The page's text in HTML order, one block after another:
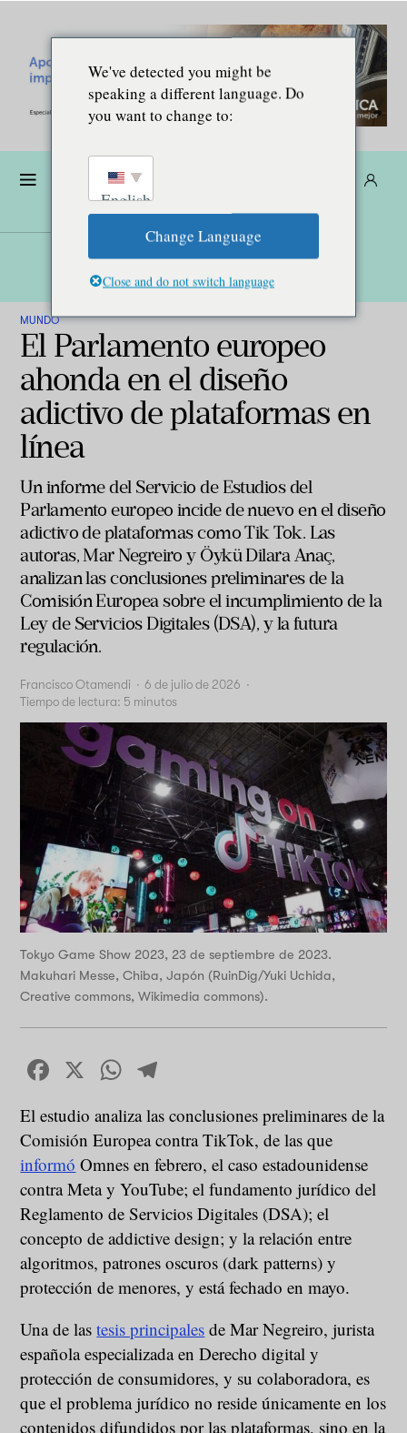
MUNDO
El Parlamento europeo
ahonda en el diseño
adictivo de plataformas en
línea
Un informe del Servicio de Estudios del
Parlamento europeo incide de nuevo en el diseño
adictivo de plataformas como Tik Tok. Las
autoras, Mar Negreiro y Öykü Dilara Anaç,
analizan las conclusiones preliminares de la
Comisión Europea sobre el incumplimiento de la
Ley de Servicios Digitales (DSA), y la futura
regulación.
Francisco Otamendi · 6 de julio de 2026 ·
Tiempo de lectura: 5 minutos
Tokyo Game Show 2023, 23 de septiembre de 2023.
Makuhari Messe, Chiba, Japón (RuinDig/Yuki Uchida,
Creative commons, Wikimedia commons).
Facebook
X WhatsApp
El estudio analiza las conclusiones preliminares de la
Comisión Europea contra TikTok, de las que
informó Omnes en febrero, el caso estadounidense
contra Meta y YouTube; el fundamento jurídico del
Reglamento de Servicios Digitales (DSA); el
concepto de addictive design; y la relación entre
algoritmos, patrones oscuros (dark patterns) y
protección de menores, y está fechado en mayo.
Una de lastesis principales de Mar Negreiro, jurista
española especializada en Derecho digital y
protección de consumidores, y su colaboradora, es
que el problema jurídico no reside únicamente en los
contenidos difundidos por las plataformas, sino en la
We've detected you might be
speaking a different language. Do
you want to change to:
English
Change Language
Close and do not switch language